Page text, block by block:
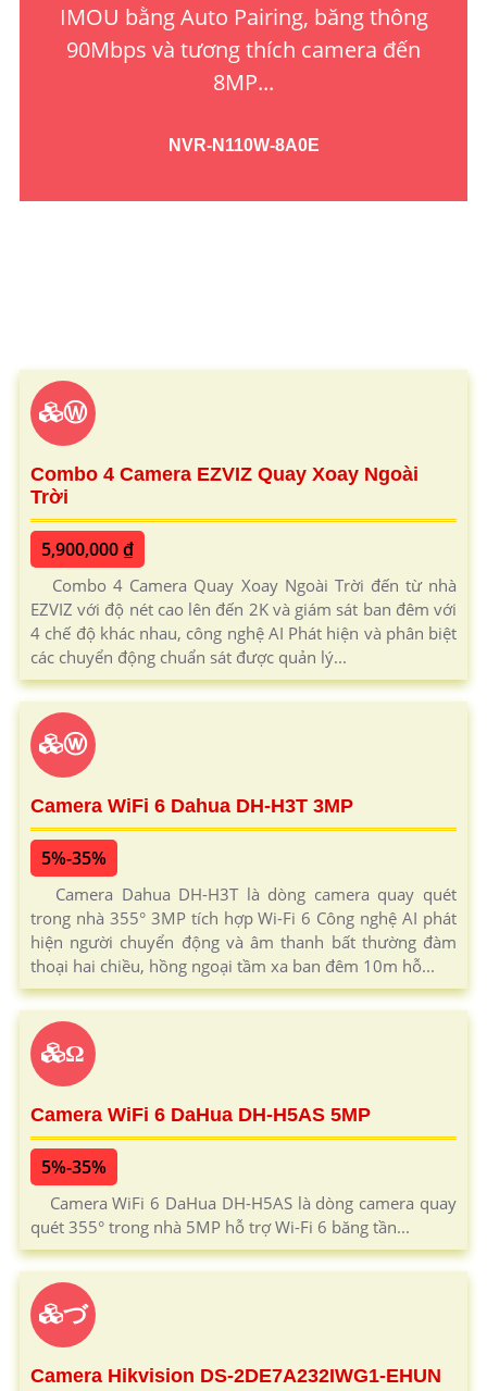
IMOU bằng Auto Pairing, băng thông
90Mbps và tương thích camera đến
8MP...
NVR-N110W-8A0E
Ⓦ
Combo 4 Camera EZVIZ Quay Xoay Ngoài
Trời
5,900,000 ₫
Combo 4 Camera Quay Xoay Ngoài Trời đến từ nhà
EZVIZ với độ nét cao lên đến 2K và giám sát ban đêm với
4 chế độ khác nhau, công nghệ AI Phát hiện và phân biệt
các chuyển động chuẩn sát được quản lý...
ⓦ
Camera WiFi 6 Dahua DH-H3T 3MP
5%-35%
Camera Dahua DH-H3T là dòng camera quay quét
trong nhà 355° 3MP tích hợp Wi-Fi 6 Công nghệ AI phát
hiện người chuyển động và âm thanh bất thường đàm
thoại hai chiều, hồng ngoại tầm xa ban đêm 10m hỗ...
Ω
Camera WiFi 6 DaHua DH-H5AS 5MP
5%-35%
Camera WiFi 6 DaHua DH-H5AS là dòng camera quay
quét 355° trong nhà 5MP hỗ trợ Wi-Fi 6 băng tần...
づ
Camera Hikvision DS-2DE7A232IWG1-EHUN